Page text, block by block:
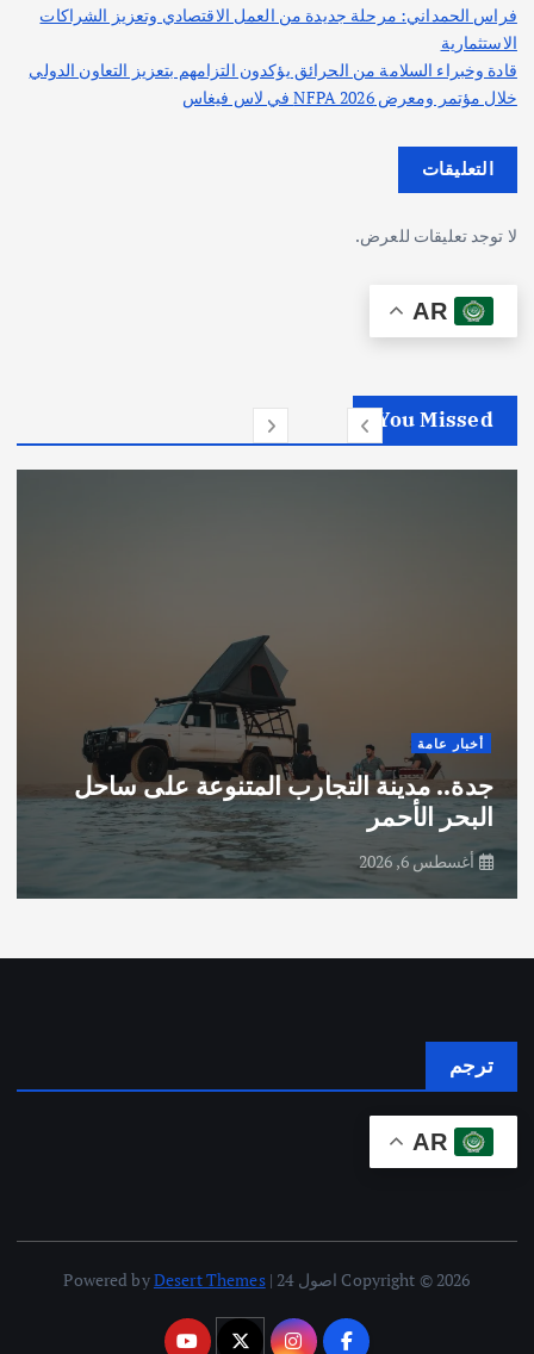
فراس الحمداني: مرحلة جديدة من العمل الاقتصادي وتعزيز الشراكات
الاستثمارية
قادة وخبراء السلامة من الحرائق يؤكدون التزامهم بتعزيز التعاون الدولي
خلال مؤتمر ومعرض NFPA 2026 في لاس فيغاس
التعليقات
لا توجد تعليقات للعرض.
AR
You Missed
أخبار عامة
جدة.. مدينة التجارب المتنوعة على ساحل
البحر الأحمر
أغسطس 6, 2026
ترجم
AR
Copyright © 2026 اصول 24 | Powered by Desert Themes